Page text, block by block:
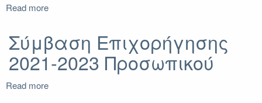
Read more
Προσωπικού
2021-
2023
Σύμβαση Επιχορήγησης
2021-2023 Προσωπικού
Read more